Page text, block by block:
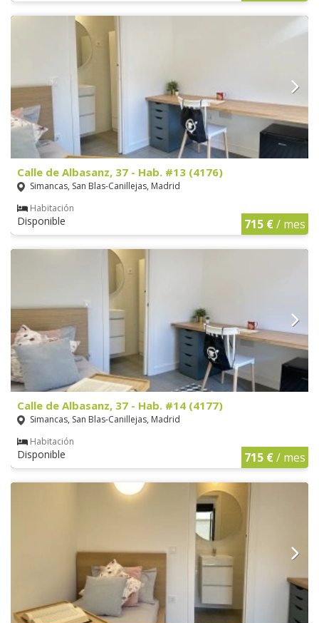
Calle de Albasanz, 37 - Hab. #13 (4176)
Simancas, San Blas-Canillejas, Madrid
Habitación
Disponible 715 €/ mes
Calle de Albasanz, 37 - Hab. #14 (4177)
Simancas, San Blas-Canillejas, Madrid
Habitación
Disponible 715 €/ mes